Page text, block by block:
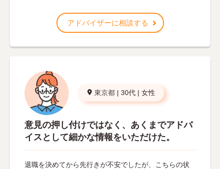
アドバイザーに相談する
東京都 | 30代 | 女性
意見の押し付けではなく、あくまでアドバ
イスとして細かな情報をいただけた。
退職を決めてから先行きが不安でしたが、こちらの状